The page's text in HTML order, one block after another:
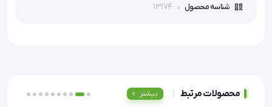
شناسه محصول 13174
محصولات مرتبط بیشتر